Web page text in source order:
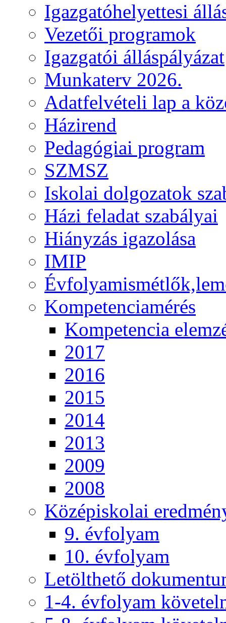
Igazgatóhelyettesi
Vezetői programok
Igazgatói álláspályázat
Munkaterv 2026.
Adatfelvételi lap a
Házirend
Pedagógiai program
SZMSZ
Iskolai dolgozatok
Házi feladat szabályai
Hiányzás igazolása
IMIP
Kompetenciamérés
Kompetencia
2017
2016
2015
2014
2013
2009
2008
Középiskolai
9. évfolyam
10. évfolyam
Letölthető
1-4. évfolyam